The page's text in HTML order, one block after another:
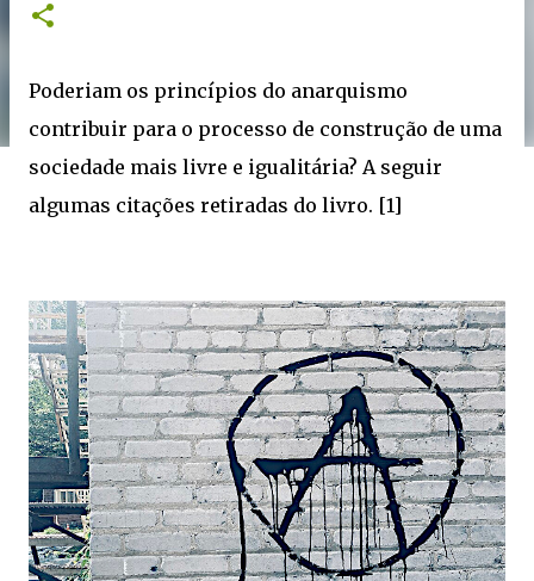
Poderiam os princípios do anarquismo
contribuir para o processo de construção de uma
sociedade mais livre e igualitária? A seguir
algumas citações retiradas do livro. [1]